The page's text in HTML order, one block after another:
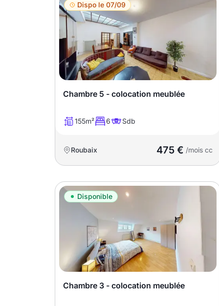
T1 T1 bis
T5
T8 T9
T11 T12
T14 T15
m2
Nombre de chambres
chambres
disponibles
Dispo le 07/09
Chambre 5 - colocation meublée
155m² 6 Sdb
Roubaix 475 € /mois cc
Disponible
Chambre 3 - colocation meublée